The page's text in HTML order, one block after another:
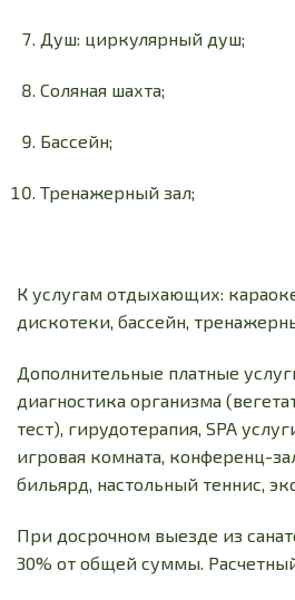
Душ: циркулярный душ;
Соляная шахта;
Бассейн;
Тренажерный зал;
К услугам отдыхающих:
дискотеки, бассейн,
Дополнительные платные
диагностика организма
тест), гирудотерапия, SPA
игровая комната, конференц-
бильярд, настольный теннис,
При досрочном выезде из
30% от общей суммы. Расчетный